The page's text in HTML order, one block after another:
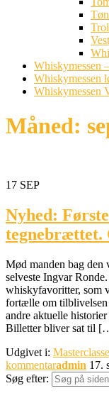
Whiskymessen
Whiskymessen
Whiskymessen
Måned:
17 SEP
Nyhed:
Mød manden bag
selveste Ingvar
whiskyfavoritter, som
fortælle om tilblivelsen
andre aktuelle
Billetter bliver sat til
Udgivet i:
kommentaradmin 17.
Søg efter: